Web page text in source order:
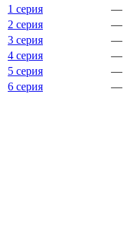
1 серия
—
2 серия
—
3 серия
—
4 серия
—
5 серия
—
6 серия
—